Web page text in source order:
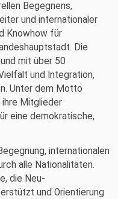
Begegnens,
und internationaler
Knowhow für
Die
mit über 50
und Integration,
Unter dem Motto
ihre Mitglieder
eine demokratische,
internationalen
alle Nationalitäten.
die Neu-
und Orientierung